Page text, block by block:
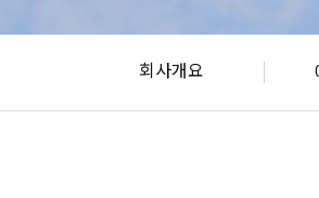
회사개요